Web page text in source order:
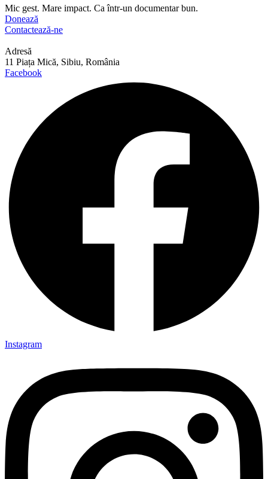
Mic gest. Mare impact. Ca într-un documentar bun.
Donează
Contactează-ne
Adresă
11 Piața Mică, Sibiu, România
Facebook
Instagram